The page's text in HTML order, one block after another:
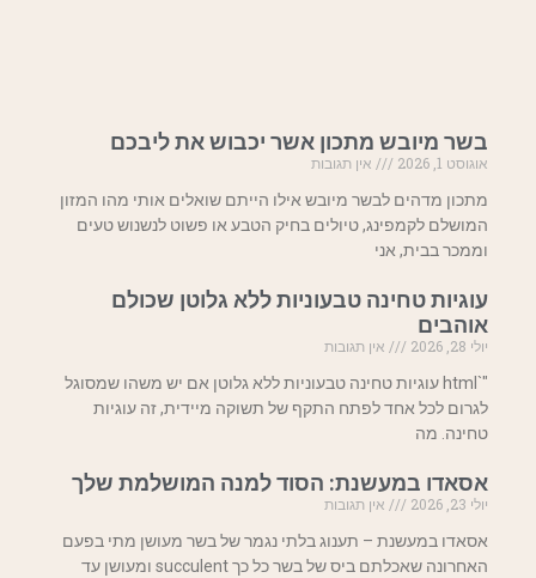
בשר מיובש מתכון אשר יכבוש את ליבכם
אוגוסט 1, 2026
אין תגובות
מתכון מדהים לבשר מיובש אילו הייתם שואלים אותי מהו המזון
המושלם לקמפינג, טיולים בחיק הטבע או פשוט לנשנוש טעים
וממכר בבית, אני
עוגיות טחינה טבעוניות ללא גלוטן שכולם
אוהבים
יולי 28, 2026
אין תגובות
"`html עוגיות טחינה טבעוניות ללא גלוטן אם יש משהו שמסוגל
לגרום לכל אחד לפתח התקף של תשוקה מיידית, זה עוגיות
טחינה. מה
אסאדו במעשנת: הסוד למנה המושלמת שלך
יולי 23, 2026
אין תגובות
אסאדו במעשנת – תענוג בלתי נגמר של בשר מעושן מתי בפעם
האחרונה שאכלתם ביס של בשר כל כך succulent ומעושן עד